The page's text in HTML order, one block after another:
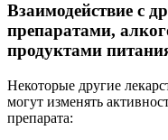
Взаимодействие с
препаратами,
продуктами
Некоторые другие
могут изменять
препарата: